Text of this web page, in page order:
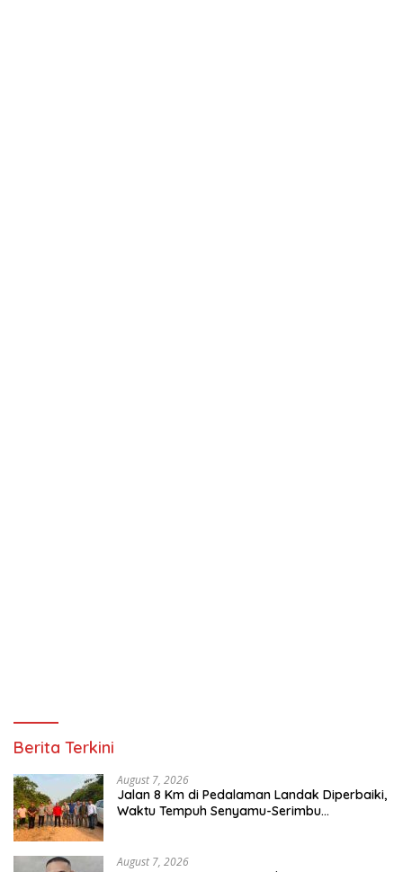
Berita Terkini
August 7, 2026
Jalan 8 Km di Pedalaman Landak Diperbaiki,
Waktu Tempuh Senyamu-Serimbu
August 7, 2026